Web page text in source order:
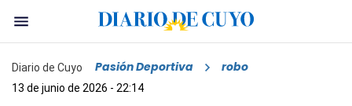
Diario de Cuyo Pasión Deportiva robo
13 de junio de 2026 - 22:14